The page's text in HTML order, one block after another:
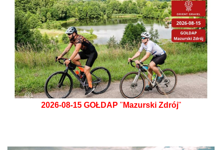
2026-08-15 GOŁDAP " Mazurski Zdrój"